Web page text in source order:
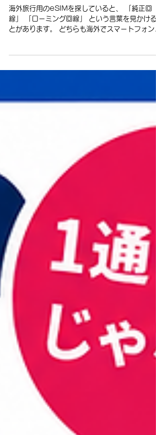
「ローミング回線」の違いと
は？メリット・デメリットと選
び方【2026年版】
「純正回線の方が絶対にいいの？」 「ローミン
選べばいい？」 と迷う方も多いと思います。 結
からいうと、どちらが一方的に優れているという
ものではありません。 それぞれ特徴が異なるた
め、渡航先や利用目的に合わせて選ぶことが大切
です。 tabitsuでは、純正回線タイプ・ローミン
回線タイプの両方のeSIMを取り扱っています。
この記事では、それぞれの違いをできるだけ分か
りやすく解説します。 そもそも「純正回線」と
は？ この記事でいう純正回線とは、渡航先の現
通信事業者が提供する回線を直接利用するタイプ
のeSIMを指します。 例えばアメリカであれば、
T-Mobile Verizon などの現地通信事業者の回線
を利用する商品があります。 スマートフォンに
地通信会社のeSIM